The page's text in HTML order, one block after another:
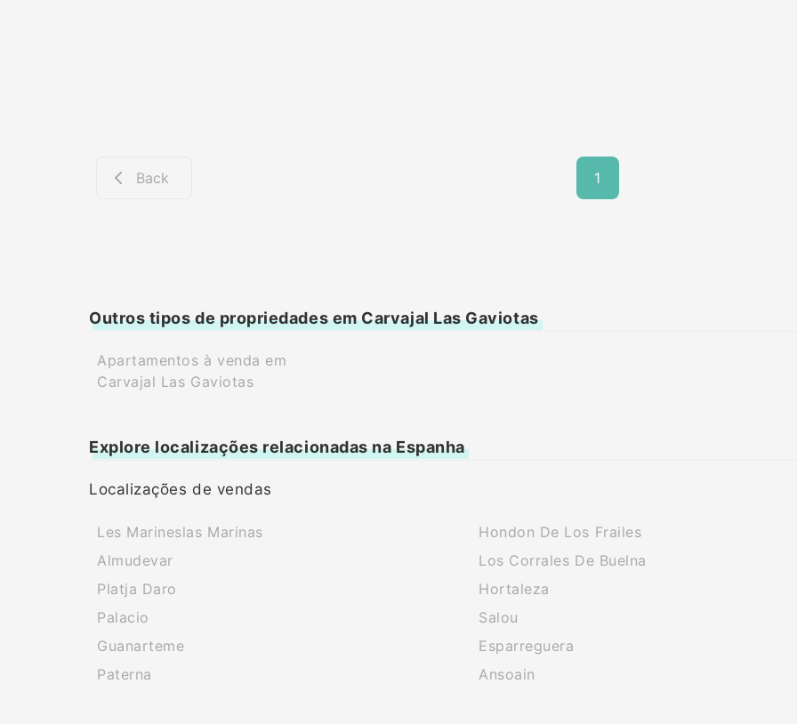
Back 1
Outros tipos de propriedades em Carvajal Las Gaviotas
Apartamentos à venda em
Carvajal Las Gaviotas
Explore localizações relacionadas na Espanha
Localizações de vendas
Les Marineslas Marinas
Almudevar
Platja Daro
Palacio
Guanarteme
Paterna
Hondon De Los Frailes
Los Corrales De Buelna
Hortaleza
Salou
Esparreguera
Ansoain